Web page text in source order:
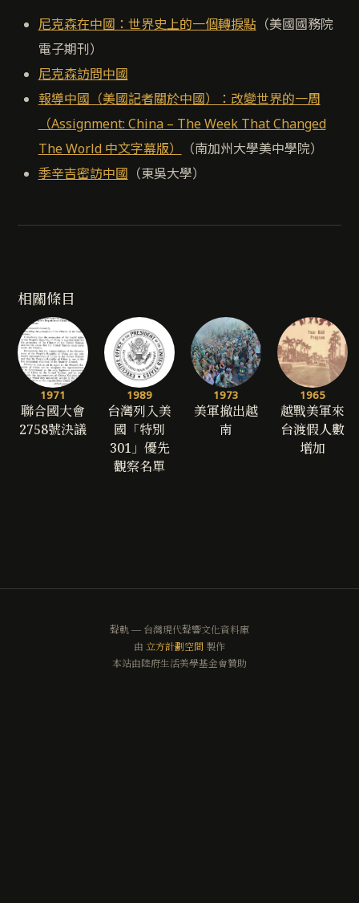
尼克森在中國：世界史上的一個轉捩點（美國國務院
電子期刊）
尼克森訪問中國
報導中國（美國記者關於中國）：改變世界的一周
（Assignment: China – The Week That Changed
The World 中文字幕版）
（南加州大學美中學院）
季辛吉密訪中國 （東吳大學）
相關條目
1971
聯合國大會
2758號決議
1989
台灣列入美
國「特別
301」優先
觀察名單
1973
美軍撤出越
南
1965
越戰美軍來
台渡假人數
增加
聲軌 — 台灣現代聲響文化資料庫
由 立方計劃空間 製作
本站由陸府生活美學基金會贊助